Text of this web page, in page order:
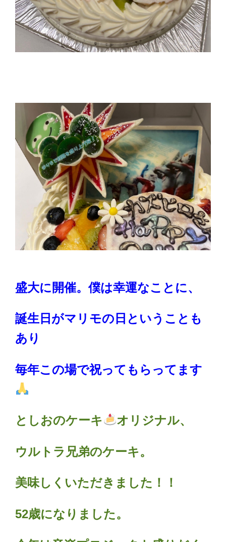
盛大に開催。僕は幸運なことに、
誕生日がマリモの日ということも
あり
毎年この場で祝ってもらってます
としおのケーキ オリジナル、
ウルトラ兄弟のケーキ。
美味しくいただきました！！
52歳になりました。